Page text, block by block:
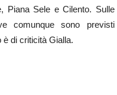
Piana Sele e Cilento. Sulle
comunque sono previsti
è di criticità Gialla.